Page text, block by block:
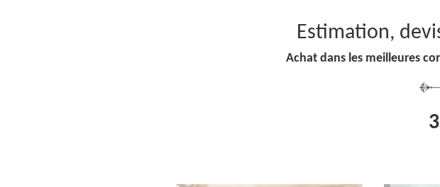
Estimation,
Achat dans les meilleures